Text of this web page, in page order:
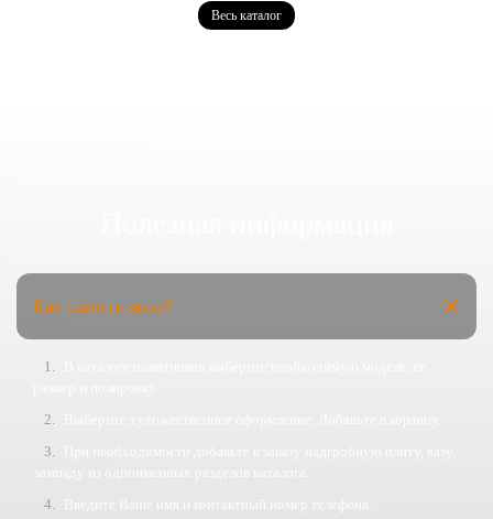
Весь каталог
Как сделать заказ?
лампаду из одноименных разделов каталога.
Введите Ваше имя и контактный номер телефона.